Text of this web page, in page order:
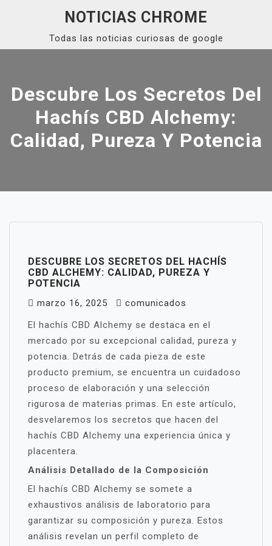
NOTICIAS CHROME
Todas las noticias curiosas de google
Descubre Los Secretos Del
Hachís CBD Alchemy:
Calidad, Pureza Y Potencia
DESCUBRE LOS SECRETOS DEL HACHÍS
CBD ALCHEMY: CALIDAD, PUREZA Y
POTENCIA
marzo 16, 2025
comunicados
El hachís CBD Alchemy se destaca en el
mercado por su excepcional calidad, pureza y
potencia. Detrás de cada pieza de este
producto premium, se encuentra un cuidadoso
proceso de elaboración y una selección
rigurosa de materias primas. En este artículo,
desvelaremos los secretos que hacen del
hachís CBD Alchemy una experiencia única y
placentera.
Análisis Detallado de la Composición
El hachís CBD Alchemy se somete a
exhaustivos análisis de laboratorio para
garantizar su composición y pureza. Estos
análisis revelan un perfil completo de